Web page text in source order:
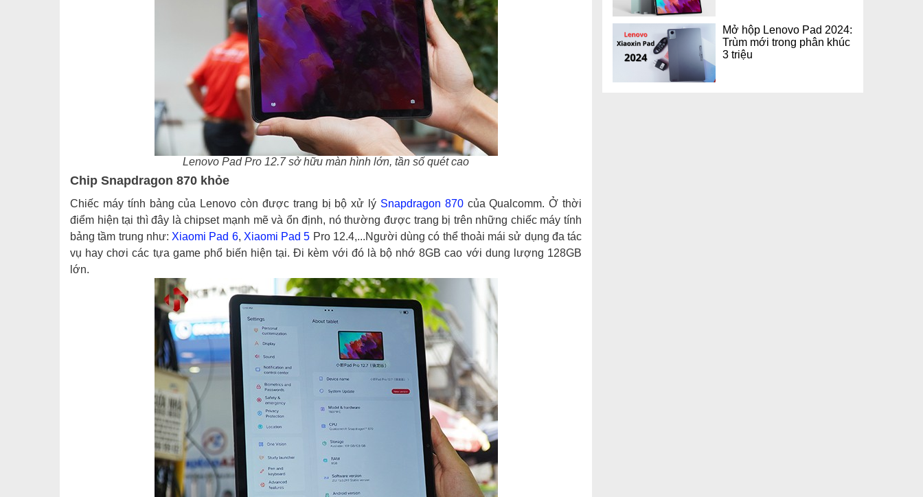
Lenovo Pad Pro 12.7 sở hữu màn hình lớn, tần số quét cao
Chip Snapdragon 870 khỏe
Chiếc máy tính bảng của Lenovo còn được trang bị bộ xử lý Snapdragon 870của Qualcomm. Ở thời
điểm hiện tại thì đây là chipset mạnh mẽ và ổn định, nó thường được trang bị trên những chiếc máy tính
bảng tầm trung như: Xiaomi Pad 6, Xiaomi Pad 5 Pro 12.4,...Người dùng có thể thoải mái sử dụng đa tác
vụ hay chơi các tựa game phổ biến hiện tại. Đi kèm với đó là bộ nhớ 8GB cao với dung lượng 128GB
lớn.
Mở hộp Lenovo Pad 2024:
Trùm mới trong phân khúc
3 triệu